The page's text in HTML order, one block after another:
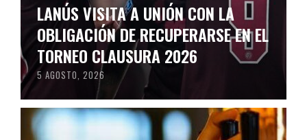
LANÚS VISITA A UNIÓN CON LA
OBLIGACIÓN DE RECUPERARSE EN EL
TORNEO CLAUSURA 2026
5 AGOSTO, 2026